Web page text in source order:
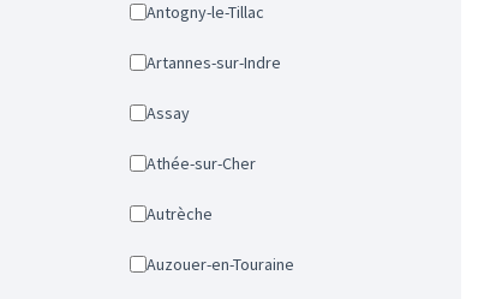
Antogny-le-Tillac
Artannes-sur-Indre
Assay
Athée-sur-Cher
Autrèche
Auzouer-en-Touraine